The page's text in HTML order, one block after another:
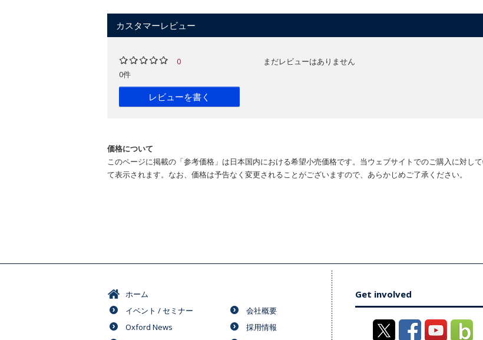
カスタマーレビュー
0
0件
レビューを書く
まだレビューはありません
価格について
このページに掲載の「参考価格」は日本国内における希望小売価格です。当ウェブサイトでのご購入に対し
て表示されます。なお、価格は予告なく変更されることがございますので、あらかじめご了承ください。
ホーム
イベント / セミナー
Oxford News
会社概要
採用情報
Get involved